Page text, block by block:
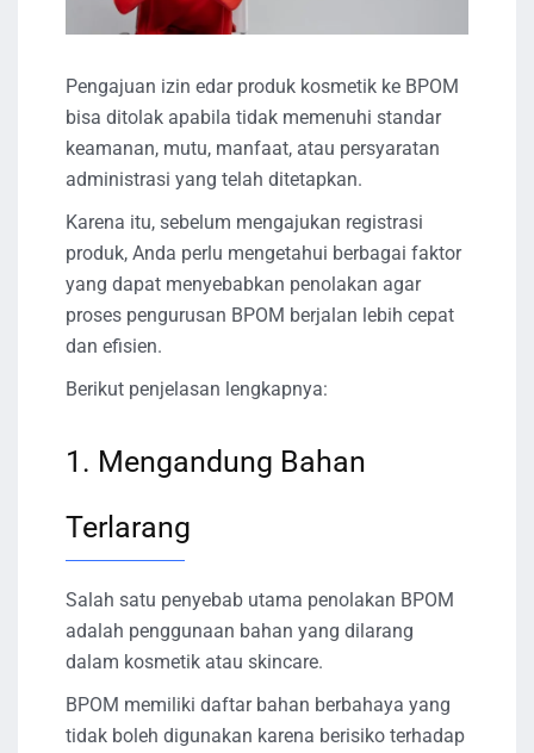
Pengajuan izin edar produk kosmetik ke BPOM
bisa ditolak apabila tidak memenuhi standar
keamanan, mutu, manfaat, atau persyaratan
administrasi yang telah ditetapkan.
Karena itu, sebelum mengajukan registrasi
produk, Anda perlu mengetahui berbagai faktor
yang dapat menyebabkan penolakan agar
proses pengurusan BPOM berjalan lebih cepat
dan efisien.
Berikut penjelasan lengkapnya:
1. Mengandung Bahan
Terlarang
Salah satu penyebab utama penolakan BPOM
adalah penggunaan bahan yang dilarang
dalam kosmetik atau skincare.
BPOM memiliki daftar bahan berbahaya yang
tidak boleh digunakan karena berisiko terhadap